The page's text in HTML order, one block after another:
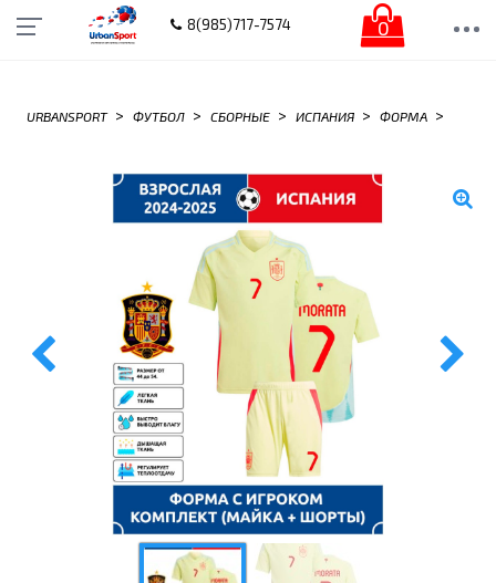
8(985)717-7574 0
URBANSPORT > ФУТБОЛ > СБОРНЫЕ > ИСПАНИЯ > ФОРМА >